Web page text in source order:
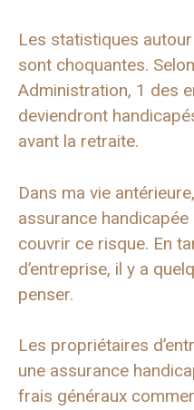
Les statistiques
sont choquantes.
Administration, 1 des
deviendront
avant la retraite.
Dans ma vie
assurance
couvrir ce risque. En
d’entreprise, il y a
penser.
Les propriétaires
une assurance
frais généraux